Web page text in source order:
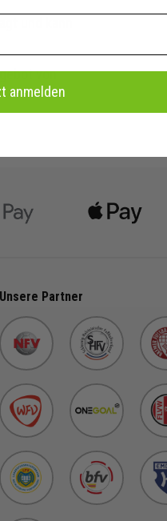
und kann
von
schwarz,
weiß,
weiß,
Unsere Partner
anmelden